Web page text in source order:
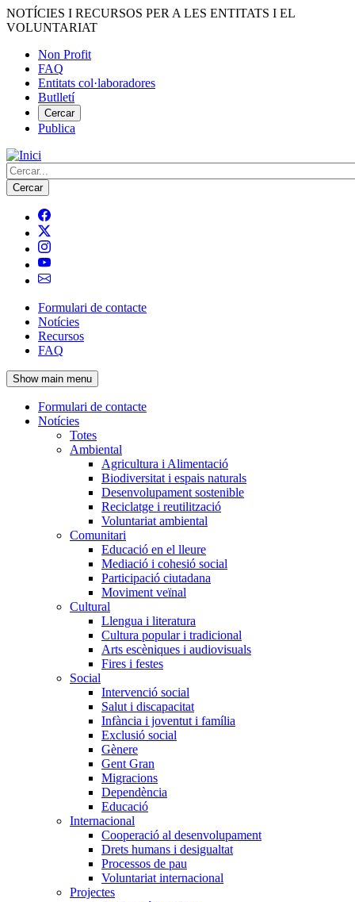
Vés
al
NOTÍCIES I RECURSOS PER A LES ENTITATS I EL
VOLUNTARIAT
Menú
del
compte
d'usuari
Non Profit
FAQ
Entitats col·laboradores
Butlletí
Cercar
Publica
Cerca
Navegació
principal
de
l'encapçalament
Formulari de contacte
Notícies
Recursos
FAQ
Show main menu
Navegació
principal
Formulari de contacte
Notícies
Totes
Ambiental
Agricultura i Alimentació
Biodiversitat i espais naturals
Desenvolupament sostenible
Reciclatge i reutilització
Voluntariat ambiental
Comunitari
Educació en el lleure
Mediació i cohesió social
Participació ciutadana
Moviment veïnal
Cultural
Llengua i literatura
Cultura popular i tradicional
Arts escèniques i audiovisuals
Fires i festes
Social
Intervenció social
Salut i discapacitat
Infància i joventut i família
Exclusió social
Gènere
Gent Gran
Migracions
Dependència
Educació
Internacional
Cooperació al desenvolupament
Drets humans i desigualtat
Processos de pau
Voluntariat internacional
Projectes